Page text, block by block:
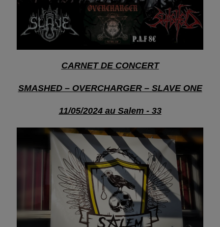
CARNET DE CONCERT
SMASHED – OVERCHARGER – SLAVE ONE
11/05/2024 au Salem - 33